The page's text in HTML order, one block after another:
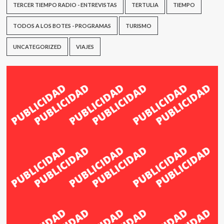
TERCER TIEMPO RADIO - ENTREVISTAS TERTULIA TIEMPO
TODOS A LOS BOTES - PROGRAMAS TURISMO
UNCATEGORIZED VIAJES